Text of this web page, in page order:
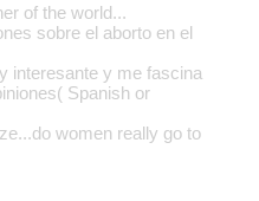
of the world...
sobre el aborto en el
interesante y me fascina
Spanish or
women really go to